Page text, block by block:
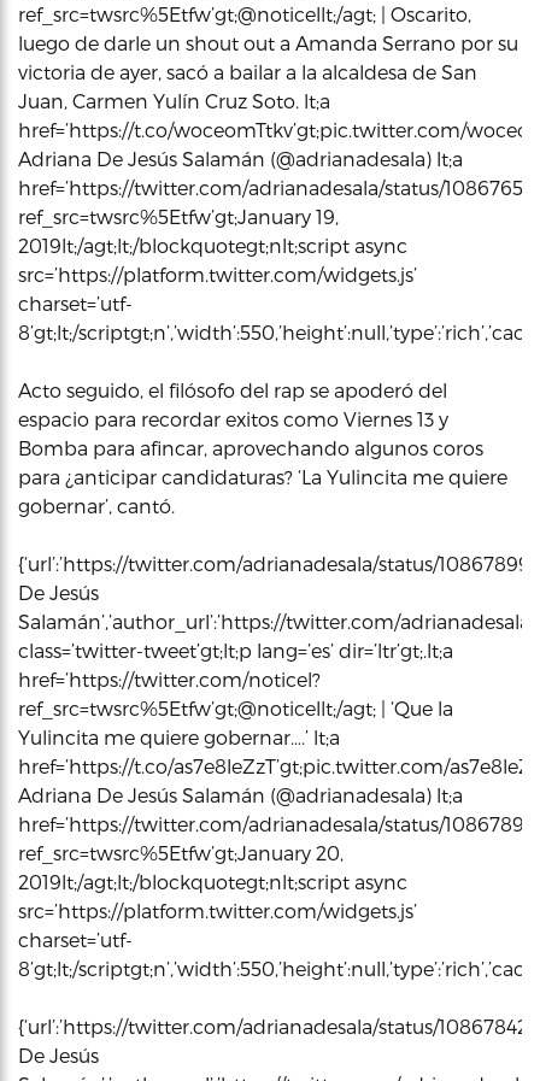
ref_src=twsrc%5Etfw’gt;@noticellt;/agt; | Oscarito,
luego de darle un shout out a Amanda Serrano por su
victoria de ayer, sacó a bailar a la alcaldesa de San
Juan, Carmen Yulín Cruz Soto. lt;a
href=’https://t.co/woceomTtkv’gt;pic.twitter.com/
Adriana De Jesús Salamán (@adrianadesala) lt;a
href=’https://twitter.com/adrianadesala/status/
ref_src=twsrc%5Etfw’gt;January 19,
2019lt;/agt;lt;/blockquotegt;nlt;script async
src=’https://platform.twitter.com/widgets.js’
charset=’utf-
8’gt;lt;/
Acto seguido, el filósofo del rap se apoderó del
espacio para recordar exitos como Viernes 13 y
Bomba para afincar, aprovechando algunos coros
para ¿anticipar candidaturas? ‘La Yulincita me quiere
gobernar’, cantó.
{‘url’:’https://twitter.com/adrianadesala/status/
De Jesús
Salamán’,’author_url’:’https://twitter.com/
class=’twitter-tweet’gt;lt;p lang=’es’ dir=’ltr’gt;.lt;a
href=’https://twitter.com/noticel?
ref_src=twsrc%5Etfw’gt;@noticellt;/agt; | ‘Que la
Yulincita me quiere gobernar….’ lt;a
href=’https://t.co/as7e8leZzT’gt;pic.twitter.com/
Adriana De Jesús Salamán (@adrianadesala) lt;a
href=’https://twitter.com/adrianadesala/status/
ref_src=twsrc%5Etfw’gt;January 20,
2019lt;/agt;lt;/blockquotegt;nlt;script async
src=’https://platform.twitter.com/widgets.js’
charset=’utf-
8’gt;lt;/
{‘url’:’https://twitter.com/adrianadesala/status/
De Jesús